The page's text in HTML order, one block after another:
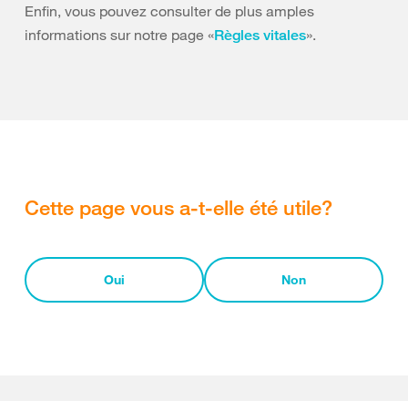
Enfin, vous pouvez consulter de plus amples
informations sur notre page «Règles vitales».
Cette page vous a-t-elle été utile?
Oui Non